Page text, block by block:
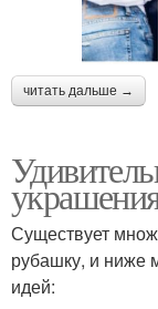
читать дальше →
Существует
рубашку, и ниже
идей: